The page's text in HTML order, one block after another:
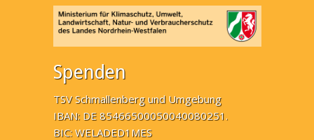
Spenden
TSV Schmallenberg und Umgebung
IBAN: DE 85466500050040080251.
BIC: WELADED1MES